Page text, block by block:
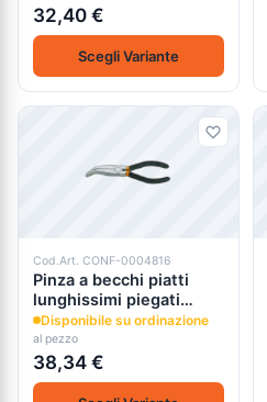
32,40 €
Scegli Variante
Cod.Art. CONF-0004816
Pinza a becchi piatti
lunghissimi piegati
zigrinati 1164 beta
Disponibile su ordinazione
al pezzo
38,34 €